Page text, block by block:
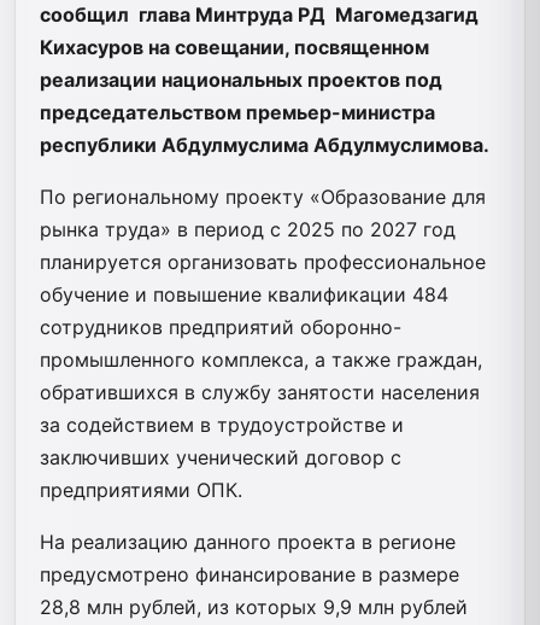
сообщил глава Минтруда РД Магомедзагид
Кихасуров на совещании, посвященном
реализации национальных проектов под
председательством премьер-министра
республики Абдулмуслима Абдулмуслимова.
По региональному проекту «Образование для
рынка труда» в период с 2025 по 2027 год
планируется организовать профессиональное
обучение и повышение квалификации 484
сотрудников предприятий оборонно-
промышленного комплекса, а также граждан,
обратившихся в службу занятости населения
за содействием в трудоустройстве и
заключивших ученический договор с
предприятиями ОПК.
На реализацию данного проекта в регионе
предусмотрено финансирование в размере
28,8 млн рублей, из которых 9,9 млн рублей